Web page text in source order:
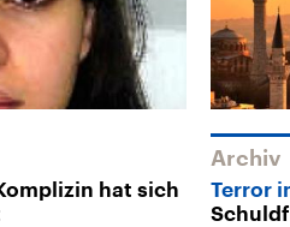
hat sich
Archiv
Terror